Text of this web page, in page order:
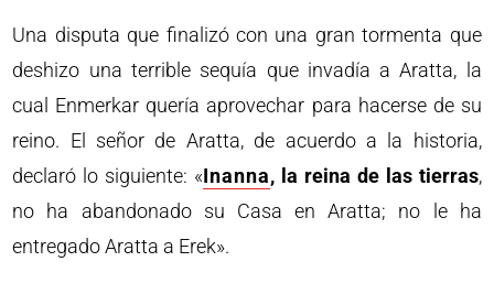
Una disputa que finalizó con una gran tormenta que
deshizo una terrible sequía que invadía a Aratta, la
cual Enmerkar quería aprovechar para hacerse de su
reino. El señor de Aratta, de acuerdo a la historia,
declaró lo siguiente: «Inanna, la reina de las tierras,
no ha abandonado su Casa en Aratta; no le ha
entregado Aratta a Erek».